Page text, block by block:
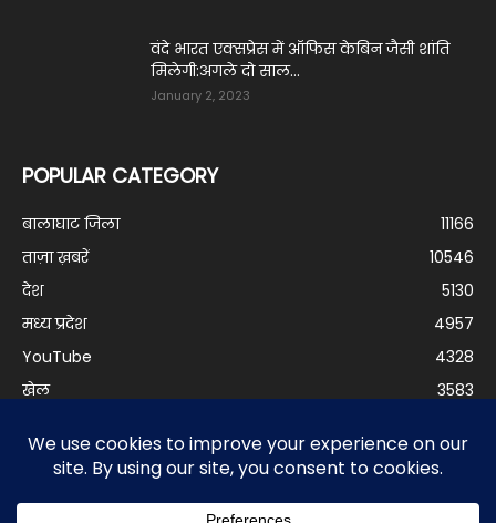
वंदे भारत एक्सप्रेस में ऑफिस केबिन जैसी शांति
मिलेगी:अगले दो साल...
January 2, 2023
POPULAR CATEGORY
बालाघाट जिला
11166
ताज़ा ख़बरें
10546
देश
5130
मध्य प्रदेश
4957
YouTube
4328
खेल
3583
दुनिया
3199